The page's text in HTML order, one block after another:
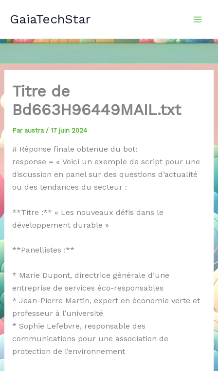
GaiaTechStar
Titre de
Bd663H96449MAIL.txt
Par austra / 17 juin 2024
# Réponse finale obtenue du bot:
response = « Voici un exemple de script pour une
discussion en panel sur des questions d’actualité
ou des tendances du secteur :
**Titre :** « Les nouveaux défis dans le
développement durable »
**Panellistes :**
* Marie Dupont, directrice générale d’une
entreprise de services éco-responsables
* Jean-Pierre Martin, expert en économie verte et
professeur à l’université
* Sophie Lefebvre, responsable des
communications pour une association de
protection de l’environnement